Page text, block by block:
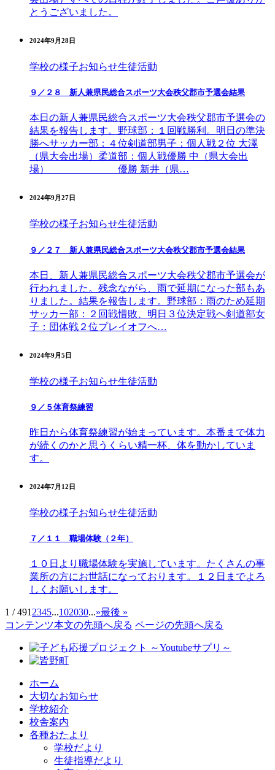
とうございました。
2024年9月28日
学校の様子お知らせ生徒活動
９／２８ 新人兼県民総合スポーツ大会秩父郡市予選会結果
本日の新人兼県民総合スポーツ大会秩父郡市予選会の
結果を報告します。野球部：１回戦勝利。明日の準決
勝へサッカー部：４位剣道部男子：個人戦２位 大澤
（県大会出場）柔道部：個人戦優勝 中（県大会出
場） 優勝 新井（県…
2024年9月27日
学校の様子お知らせ生徒活動
９／２７ 新人兼県民総合スポーツ大会秩父郡市予選会結果
本日、新人兼県民総合スポーツ大会秩父郡市予選会が
行われました。残念ながら、雨で延期になった部もあ
りました。結果を報告します。野球部：雨のため延期
サッカー部：２回戦惜敗、明日３位決定戦へ剣道部女
子：団体戦２位プレイオフへ…
2024年9月5日
学校の様子お知らせ生徒活動
９／５体育祭練習
昨日から体育祭練習が始まっています。本番まで体力
が続くのかと思うくらい精一杯、体を動かしていま
す。
2024年7月12日
学校の様子お知らせ生徒活動
７／１１ 職場体験（２年）
１０日より職場体験を実施しています。たくさんの事
業所の方にお世話になっております。１２日までよろ
しくお願いします。
1 / 491 2345...102030...»最後 »
コンテンツ本文の先頭へ戻る ページの先頭へ戻る
ホーム
大切なお知らせ
学校紹介
校舎案内
各種おたより
学校だより
生徒指導だより